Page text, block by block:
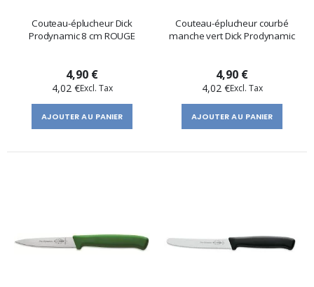
Couteau-éplucheur Dick
Prodynamic 8 cm ROUGE
4,90 €
4,02 €
AJOUTER AU PANIER
Couteau-éplucheur courbé
manche vert Dick Prodynamic
4,90 €
4,02 €
AJOUTER AU PANIER